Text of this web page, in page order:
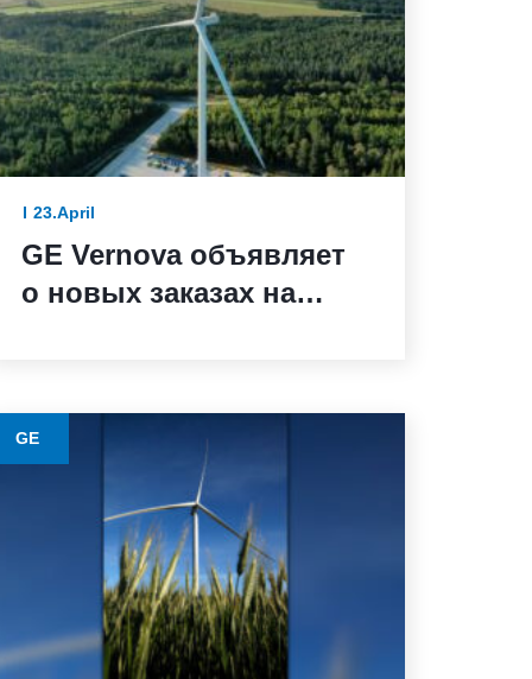
23.April
GE Vernova объявляет
о новых заказах на
Power в Германии
GE